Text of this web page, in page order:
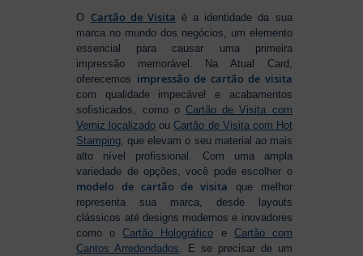
O Cartão de Visita é a identidade da sua
marca no mundo dos negócios, um elemento
essencial para causar uma primeira
impressão memorável. Na Atual Card,
oferecemos impressão de cartão de visita
com qualidade impecável e acabamentos
sofisticados, como o Cartão de Visita com
Verniz localizado ouCartão de Visita com Hot
Stamping , que elevam o seu material ao mais
alto nível profissional. Com uma ampla
variedade de opções, você pode escolher o
modelo de cartão de visita que melhor
representa sua marca, desde layouts
clássicos até designs modernos e inovadores
como oCartão Holográfico e Cartão com
Cantos Arredondados . E se precisar de um